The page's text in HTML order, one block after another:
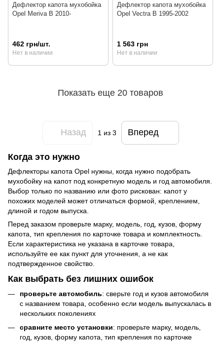
Дефлектор капота мухобойка
Opel Meriva B 2010-
462 грн/шт.
Нет в наличии
Дефлектор капота мухобойка
Opel Vectra B 1995-2002
1 563 грн
Нет в наличии
Показать еще 20 товаров
Назад 1 из 3 Вперед
Когда это нужно
Дефлекторы капота Opel нужны, когда нужно подобрать
мухобойку на капот под конкретную модель и год автомобиля.
Выбор только по названию или фото рискован: капот у
похожих моделей может отличаться формой, креплением,
длиной и годом выпуска.
Перед заказом проверьте марку, модель, год, кузов, форму
капота, тип крепления по карточке товара и комплектность.
Если характеристика не указана в карточке товара,
используйте ее как пункт для уточнения, а не как
подтвержденное свойство.
Как выбрать без лишних ошибок
проверьте автомобиль: сверьте год и кузов автомобиля
с названием товара, особенно если модель выпускалась в
нескольких поколениях
сравните место установки: проверьте марку, модель,
год, кузов, форму капота, тип крепления по карточке